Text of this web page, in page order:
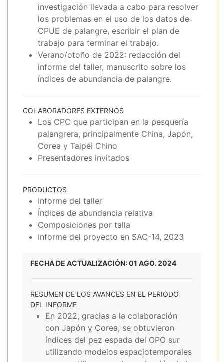
investigación llevada a cabo para resolver
los problemas en el uso de los datos de
CPUE de palangre, escribir el plan de
trabajo para terminar el trabajo.
Verano/otoño de 2022: redacción del
informe del taller, manuscrito sobre los
índices de abundancia de palangre.
COLABORADORES EXTERNOS
Los CPC que participan en la pesquería
palangrera, principalmente China, Japón,
Corea y Taipéi Chino
Presentadores invitados
PRODUCTOS
Informe del taller
Índices de abundancia relativa
Composiciones por talla
Informe del proyecto en SAC-14, 2023
FECHA DE ACTUALIZACIÓN: 01 AGO. 2024
RESUMEN DE LOS AVANCES EN EL PERIODO
DEL INFORME
En 2022, gracias a la colaboración
con Japón y Corea, se obtuvieron
índices del pez espada del OPO sur
utilizando modelos espaciotemporales